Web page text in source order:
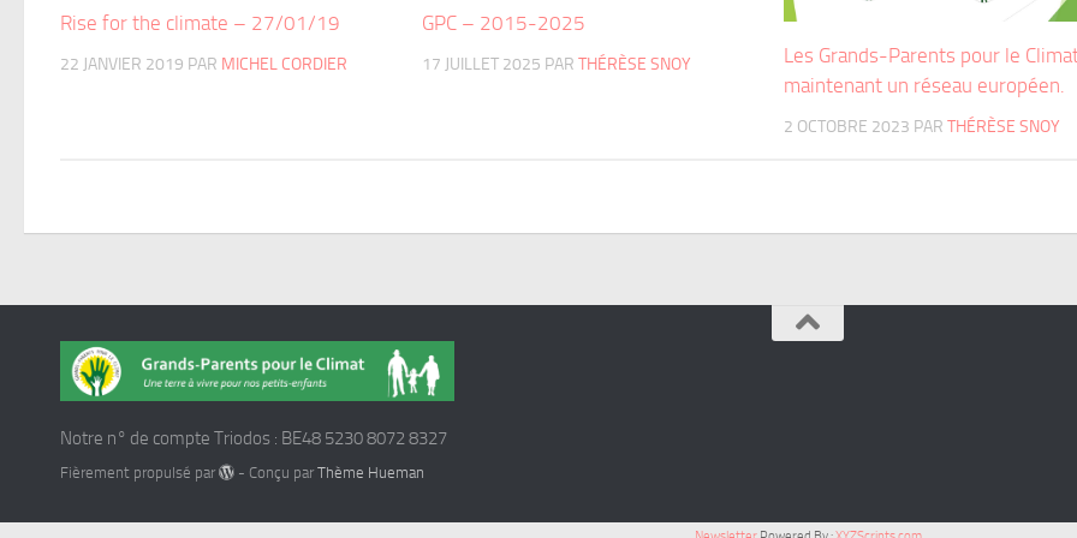
Rise for the climate – 27/01/19
22 JANVIER 2019 PAR MICHEL CORDIER
GPC – 2015-2025
17 JUILLET 2025 PARTHÉRÈSE SNOY
Les Grands-Parents pour le
maintenant un réseau européen.
2 OCTOBRE 2023 PARTHÉRÈSE SNOY
Notre n° de compte Triodos : BE48 5230 8072 8327
Fièrement propulsé par - Conçu parThème Hueman